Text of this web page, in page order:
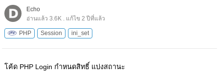
Echo
อ่านแล้ว 3.6K . แก้ไข 2 ปีที่แล้ว
PHP Session ini_set
โค้ด PHP Login กําหนดสิทธิ์ แบ่งสถานะ